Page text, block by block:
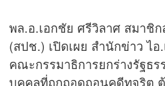
พล.อ.เอกชัย ศรีวิลาศ สมาชิ
(สปช.) เปิดเผย สำนักข่าวไอ
คณะกรรมาธิการยกร่างรัฐธ
บุคคลที่ถูกถอดถอนคดีทุจริต